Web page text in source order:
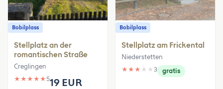
Bobilplass
Stellplatz an der
romantischen Straße
Creglingen
★ ★ ★ ★ ★519 EUR
Bobilplass
Stellplatz am Frickental
Niederstetten
★ ★ ★ ★ ★ 3 gratis